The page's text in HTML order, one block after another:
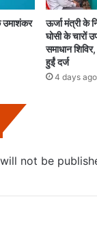
उमाशंकर
ऊर्जा मंत्री के
घोसी के चारों
समाधान
हुईं दर्ज
4 days ago
not be